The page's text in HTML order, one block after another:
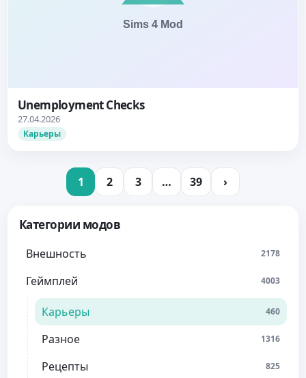
Категории модов
Внешность 2178
Геймплей 4003
Карьеры 460
Разное 1316
Рецепты 825
Unemployment Checks
27.04.2026
Карьеры
1 2 3 … 39 ›